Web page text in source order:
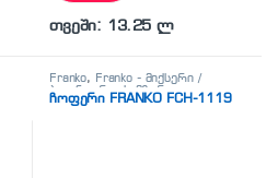
თვეში: 13.25 ლ
Franko, Franko - მიქსერი /
ბლენდერი,სამზარეულო
ტექნიკა
ჩოფერი FRANKO FCH-1119